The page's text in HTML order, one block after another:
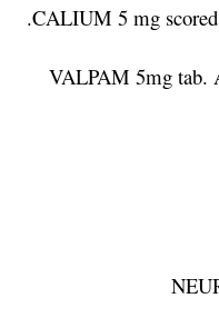
CALIUM 5 mg
VALPAM 5mg